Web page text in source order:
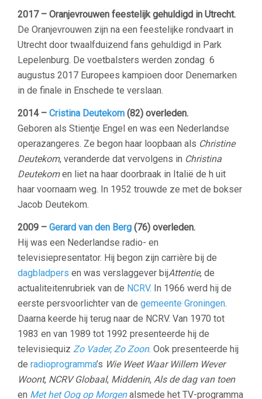
2017 – Oranjevrouwen feestelijk gehuldigd in Utrecht.
De Oranjevrouwen zijn na een feestelijke rondvaart in
Utrecht door twaalfduizend fans gehuldigd in Park
Lepelenburg. De voetbalsters werden zondag 6
augustus 2017 Europees kampioen door Denemarken
in de finale in Enschede te verslaan.
2014 – Cristina Deutekom (82) overleden.
Geboren als Stientje Engel en was een Nederlandse
operazangeres. Ze begon haar loopbaan als Christine
Deutekom, veranderde dat vervolgens in Christina
Deutekomen liet na haar doorbraak in Italië de h uit
haar voornaam weg. In 1952 trouwde ze met de bokser
Jacob Deutekom.
2009 – Gerard van den Berg (76) overleden.
Hij was een Nederlandse radio- en
televisiepresentator. Hij begon zijn carrière bij de
dagbladpers en was verslaggever bijAttentie, de
actualiteitenrubriek van de NCRV. In 1966 werd hij de
eerste persvoorlichter van de gemeente Groningen.
Daarna keerde hij terug naar de NCRV. Van 1970 tot
1983 en van 1989 tot 1992 presenteerde hij de
televisiequiz Zo Vader, Zo Zoon. Ook presenteerde hij
de radioprogramma’s Wie Weet Waar Willem Wever
Woont, NCRV Globaal, Middenin, Als de dag van toen
en Met het Oog op Morgen alsmede het TV-programma